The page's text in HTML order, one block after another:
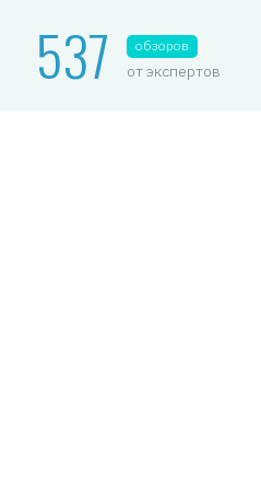
537 обзоров
от экспертов